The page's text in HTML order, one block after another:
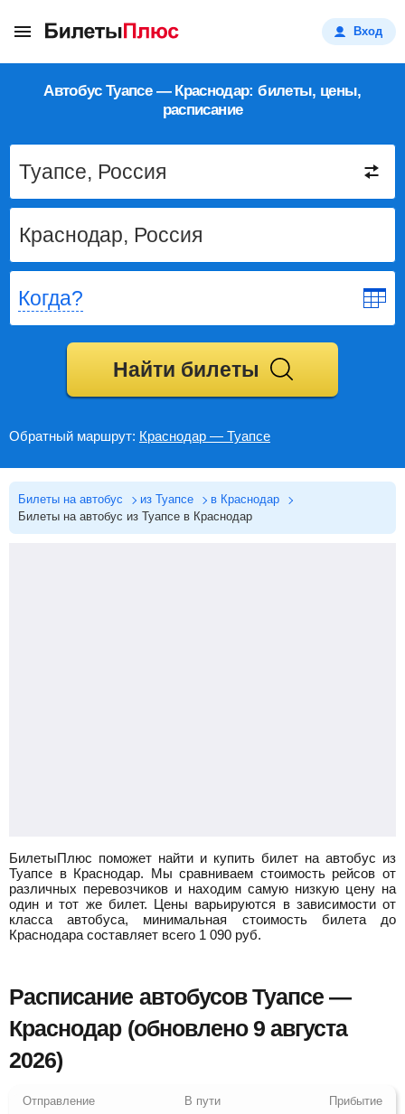
Вход
Автобус Туапсе — Краснодар: билеты, цены,
расписание
Когда?
Найти билеты
Обратный маршрут: Краснодар — Туапсе
Билеты на автобус из Туапсе
в Краснодар
Билеты на автобус из Туапсе в Краснодар
БилетыПлюс поможет найти и купить билет на автобус из
Туапсе в Краснодар. Мы сравниваем стоимость рейсов от
различных перевозчиков и находим самую низкую цену на
один и тот же билет. Цены варьируются в зависимости от
класса автобуса, минимальная стоимость билета до
Краснодара составляет всего 1 090 руб.
Расписание автобусов Туапсе —
Краснодар (обновлено 9 августа
2026)